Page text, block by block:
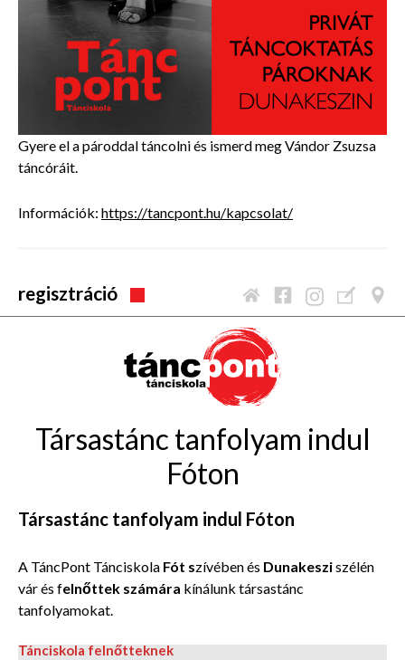
Gyere el a pároddal táncolni és ismerd meg Vándor Zsuzsa
táncóráit.
Információk: https://tancpont.hu/kapcsolat/
regisztráció
Társastánc tanfolyam indul
Fóton
Társastánc tanfolyam indul Fóton
A TáncPont Tánciskola Fót szívében és Dunakesziszélén
vár és felnőttek számára kínálunk társastánc
tanfolyamokat.
Tánciskola felnőtteknek